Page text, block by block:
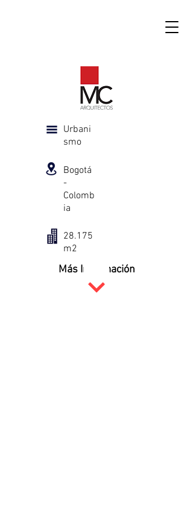
Urbani
smo
Bogotá
-
Colomb
ia
28.175
m2
Más Información